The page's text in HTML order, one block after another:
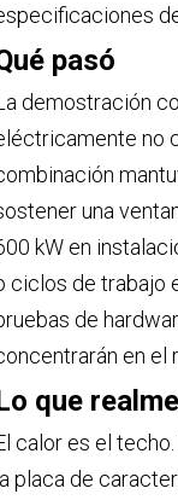
pasó
demostración
no
una
kW en
ciclos de trabajo
de
en el
que
calor es el
placa de